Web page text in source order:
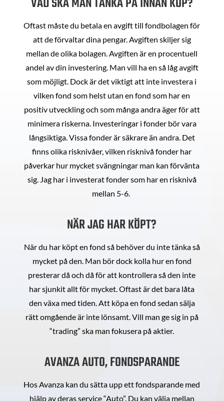
Oftast måste du betala en avgift till fondbolagen för
att de förvaltar dina pengar. Avgiften skiljer sig
mellan de olika bolagen. Avgiften är en procentuell
andel av din investering. Man vill ha en så låg avgift
som möjligt. Dock är det viktigt att inte investera i
vilken fond som helst utan en fond som har en
positiv utveckling och som många andra äger för att
minimera riskerna. Investeringar i fonder bör vara
långsiktiga. Vissa fonder är säkrare än andra. Det
finns olika risknivåer, vilken risknivå fonder har
påverkar hur mycket svängningar man kan förvänta
sig. Jag har i investerat fonder som har en risknivå
mellan 5-6.
NÄR JAG HAR KÖPT?
När du har köpt en fond så behöver du inte tänka så
mycket på den. Man bör dock kolla hur en fond
presterar då och då för att kontrollera så den inte
har sjunkit allt för mycket. Oftast är det bara låta
den växa med tiden. Att köpa en fond sedan sälja
rätt omgående är inte lönsamt. Vill man ge sig in på
“trading” ska man fokusera på aktier.
AVANZA AUTO, FONDSPARANDE
Hos Avanza kan du sätta upp ett fondsparande med
hjälp av deras service “Auto”. Du kan välja mellan